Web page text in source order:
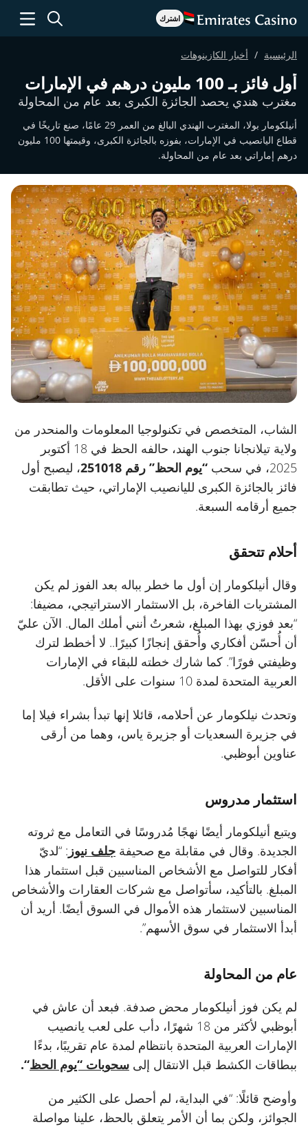
اشترك
الرئيسية أخبار الكازينوهات
أول فائز بـ 100 مليون درهم في الإمارات
مغترب هندي يحصد الجائزة الكبرى بعد عام من المحاولة
أنيلكومار بولا، المغترب الهندي البالغ من العمر 29 عامًا، صنع تاريخًا في
قطاع اليانصيب في الإمارات، بفوزه بالجائزة الكبرى، وقيمتها 100 مليون
درهم إماراتي بعد عام من المحاولة.
الشاب، المتخصص في تكنولوجيا المعلومات والمنحدر من
ولاية تيلانجانا جنوب الهند، حالفه الحظ في 18 أكتوبر
2025، في سحب
“يوم الحظ” رقم 251018
، ليصبح أول
فائز بالجائزة الكبرى لليانصيب الإماراتي، حيث تطابقت
جميع أرقامه السبعة.
أحلام تتحقق
وقال أنيلكومار إن أول ما خطر بباله بعد الفوز لم يكن
المشتريات الفاخرة، بل الاستثمار الاستراتيجي، مضيفا:
“بعد فوزي بهذا المبلغ، شعرتُ أنني أملك المال. الآن عليّ
أن أُحسّن أفكاري وأُحقق إنجازًا كبيرًا.. لا أخطط لترك
وظيفتي فورًا”. كما شارك خطته للبقاء في الإمارات
العربية المتحدة لمدة 10 سنوات على الأقل.
وتحدث نيلكومار عن أحلامه، قائلا إنها تبدأ بشراء فيلا إما
في جزيرة السعديات أو جزيرة ياس، وهما من أرقى
عناوين أبوظبي.
استثمار مدروس
ويتبع أنيلكومار أيضًا نهجًا مُدروسًا في التعامل مع ثروته
الجديدة. وقال في مقابلة مع صحيفة جلف نيوز : “لديّ
أفكار للتواصل مع الأشخاص المناسبين قبل استثمار هذا
المبلغ. بالتأكيد، سأتواصل مع شركات العقارات والأشخاص
المناسبين لاستثمار هذه الأموال في السوق أيضًا. أريد أن
أبدأ الاستثمار في سوق الأسهم”.
عام من المحاولة
لم يكن فوز أنيلكومار محض صدفة. فبعد أن عاش في
أبوظبي لأكثر من 18 شهرًا، دأب على لعب يانصيب
الإمارات العربية المتحدة بانتظام لمدة عام تقريبًا، بدءًا
ببطاقات الكشط قبل الانتقال إلى سحوبات “يوم الحظ“.
وأوضح قائلًا: “في البداية، لم أحصل على الكثير من
الجوائز، ولكن بما أن الأمر يتعلق بالحظ، علينا مواصلة